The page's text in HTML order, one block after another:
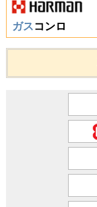
ガスコンロ